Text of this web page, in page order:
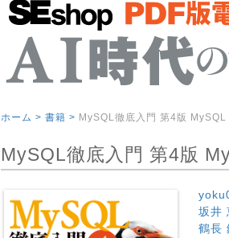
ホーム > 書籍 > MySQL徹底入門 第4版
MySQL徹底入門 第4版
坂井
鶴長